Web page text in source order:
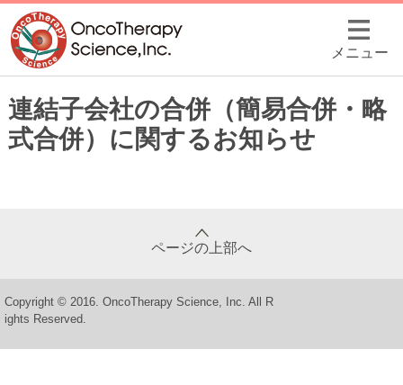
メニュー
連結子会社の合併（簡易合併・略
式合併）に関するお知らせ
ページの上部へ
Copyright © 2016. OncoTherapy Science, Inc. All R
ights Reserved.